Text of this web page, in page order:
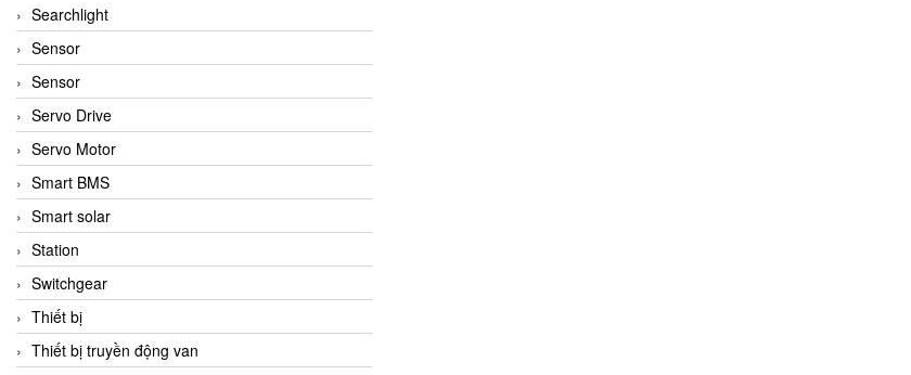
Searchlight
Sensor
Sensor
Servo Drive
Servo Motor
Smart BMS
Smart solar
Station
Switchgear
Thiết bị
Thiết bị truyền động van